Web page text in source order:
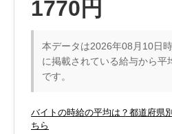
1770円
本データは2026年08月10日
に掲載されている給与から平
です。
バイトの時給の平均は？都道府県
ちら